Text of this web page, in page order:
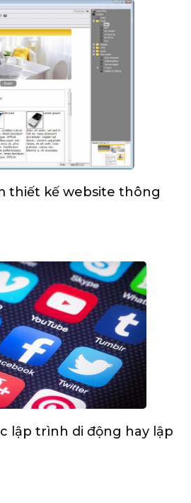
thiết kế website thông
lập trình di động hay lập